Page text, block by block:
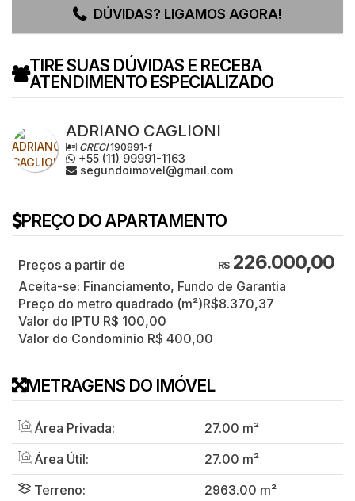
DÚVIDAS? LIGAMOS AGORA!
TIRE SUAS DÚVIDAS E RECEBA
ATENDIMENTO ESPECIALIZADO
ADRIANO CAGLIONI
CRECI190891-f
+55 (11) 99991-1163
segundoimovel@gmail.com
PREÇO DO APARTAMENTO
R$226.000,00
Aceita-se: Financiamento, Fundo de Garantia
Preço do metro quadrado (m²)R$8.370,37
Valor do IPTU R$ 100,00
Valor do Condominio R$ 400,00
METRAGENS DO IMÓVEL
Área Privada: 27.00 m²
Área Útil:
27.00 m²
Terreno:
2963.00 m²